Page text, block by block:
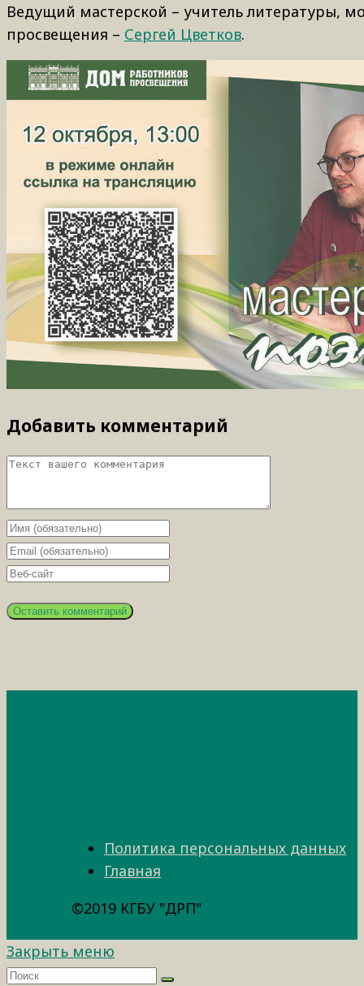
Ведущий мастерской – учитель литературы,
просвещения – Сергей Цветков.
Добавить комментарий
Политика персональных данных
Главная
©2019 КГБУ "ДРП"
Закрыть меню